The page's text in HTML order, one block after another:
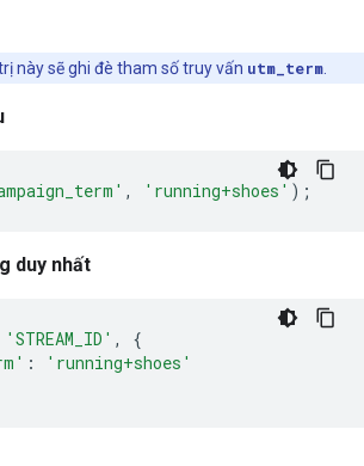
này sẽ ghi đè tham số truy vấn utm_term
, 'running+shoes' );
duy nhất
'STREAM_ID' ,
{
:
'running+shoes'